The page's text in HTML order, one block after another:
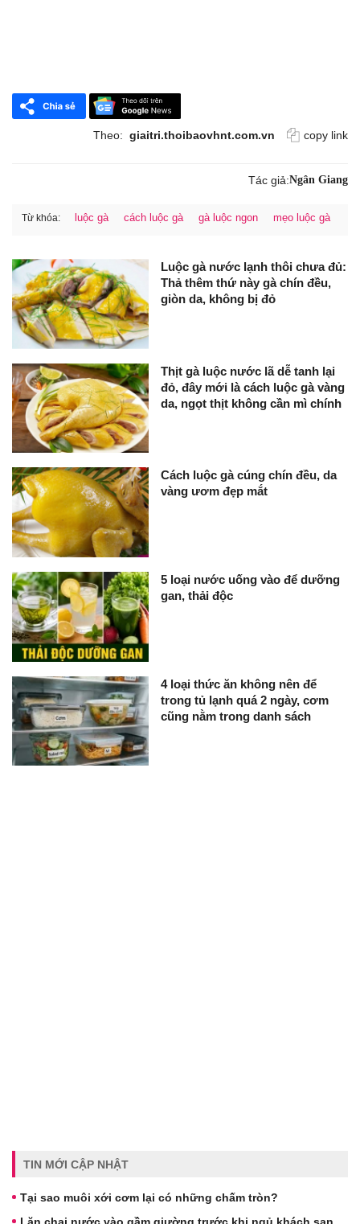
Theo: giaitri.thoibaovhnt.com.vn copy link
Tác giả:Ngân Giang
Từ khóa: luộc gà cách luộc gà gà luộc ngon mẹo luộc gà
Luộc gà nước lạnh thôi chưa đủ:
Thả thêm thứ này gà chín đều,
giòn da, không bị đỏ
Thịt gà luộc nước lã dễ tanh lại
đỏ, đây mới là cách luộc gà vàng
da, ngọt thịt không cần mì chính
Cách luộc gà cúng chín đều, da
vàng ươm đẹp mắt
5 loại nước uống vào để dưỡng
gan, thải độc
4 loại thức ăn không nên để
trong tủ lạnh quá 2 ngày, cơm
cũng nằm trong danh sách
TIN MỚI CẬP NHẬT
Tại sao muôi xới cơm lại có những chấm tròn?